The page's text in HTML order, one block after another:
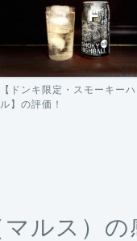
【ドンキ限定・スモーキー
ル】の評価！
ルス）の